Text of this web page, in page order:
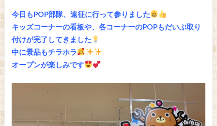
今日もPOP部隊、遠征に行って参りました
キッズコーナーの看板や、各コーナーのPOPもだいぶ取り
付けが完了してきました
中に景品もチラホラ
オープンが楽しみです